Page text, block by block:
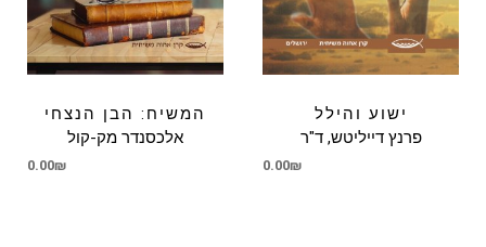
המשיח: הבן הנצחי
אלכסנדר מק-קול
0.00₪
ישוע והילל
פרנץ דייליטש, ד"ר
0.00₪